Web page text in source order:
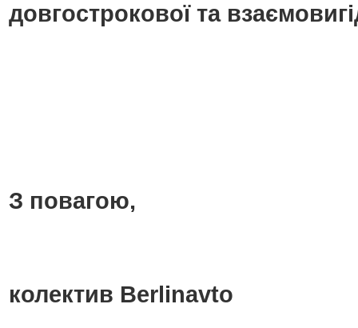
довгострокової та
З повагою,
колектив Berlinavto